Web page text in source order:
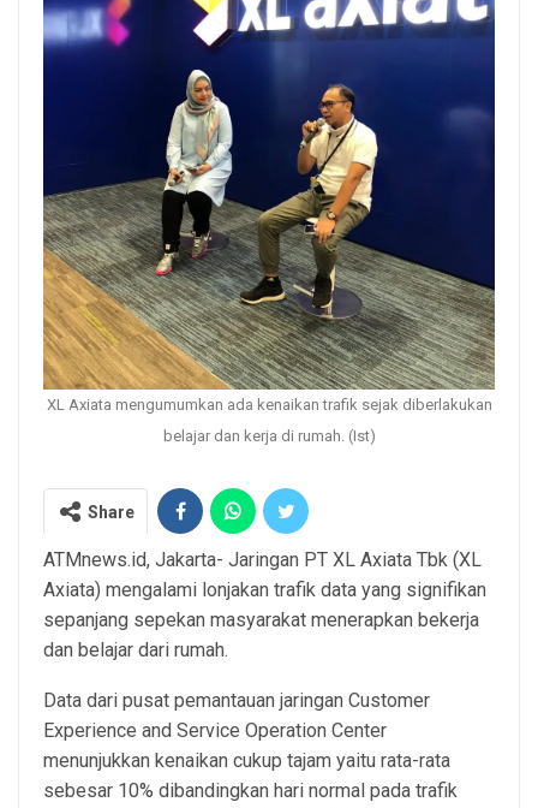
XL Axiata mengumumkan ada kenaikan trafik sejak diberlakukan
belajar dan kerja di rumah. (Ist)
Share
ATMnews.id, Jakarta- Jaringan PT XL Axiata Tbk (XL
Axiata) mengalami lonjakan trafik data yang signifikan
sepanjang sepekan masyarakat menerapkan bekerja
dan belajar dari rumah.
Data dari pusat pemantauan jaringan Customer
Experience and Service Operation Center
menunjukkan kenaikan cukup tajam yaitu rata-rata
sebesar 10% dibandingkan hari normal pada trafik